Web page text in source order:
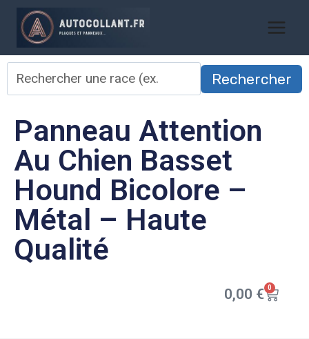
Rechercher
Panneau Attention
Au Chien Basset
Hound Bicolore –
Métal – Haute
Qualité
0,00 € 0